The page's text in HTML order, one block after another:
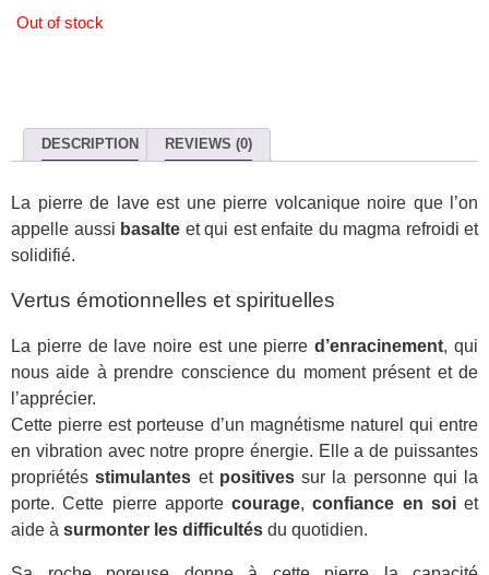
Out of stock
DESCRIPTION REVIEWS (0)
La pierre de lave est une pierre volcanique noire que l’on
appelle aussi basalte et qui est enfaite du magma refroidi et
solidifié.
Vertus émotionnelles et spirituelles
La pierre de lave noire est une pierred’enracinement, qui
nous aide à prendre conscience du moment présent et de
l’apprécier.
Cette pierre est porteuse d’un magnétisme naturel qui entre
en vibration avec notre propre énergie. Elle a de puissantes
propriétésstimulantes et positivessur la personne qui la
porte. Cette pierre apporte courage,confiance en soiet
aide à surmonter les difficultés du quotidien.